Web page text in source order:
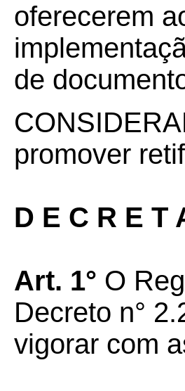
oferecerem
de
promover
D E C R E T
Art. 1° O
Decreto n°
vigorar com